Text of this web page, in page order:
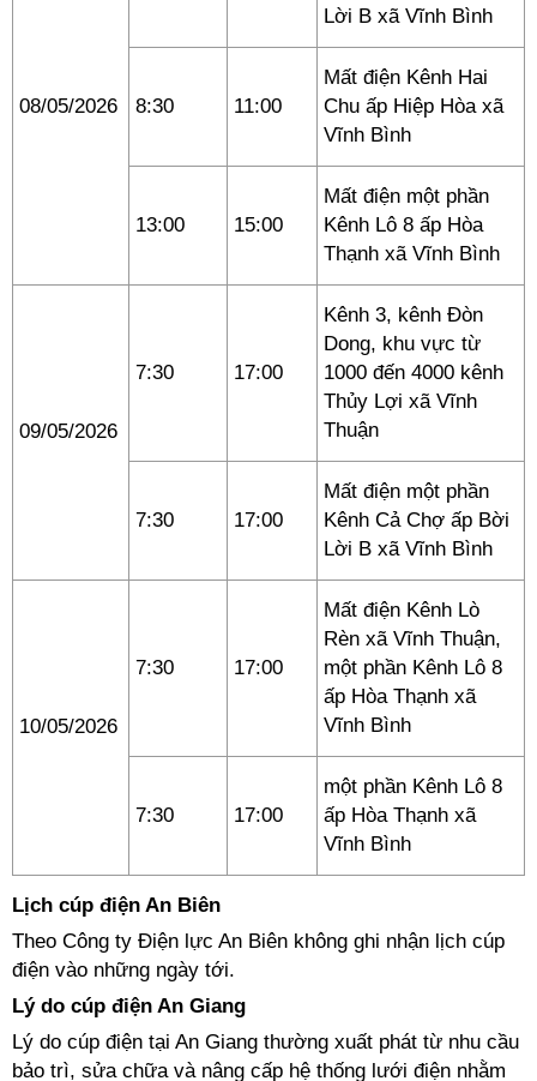
08/05/2026
Lời B xã Vĩnh Bình
8:30 11:00
Mất điện Kênh Hai
Chu ấp Hiệp Hòa xã
Vĩnh Bình
13:00 15:00
Mất điện một phần
Kênh Lô 8 ấp Hòa
Thạnh xã Vĩnh Bình
09/05/2026
7:30 17:00
Kênh 3, kênh Đòn
Dong, khu vực từ
1000 đến 4000 kênh
Thủy Lợi xã Vĩnh
Thuận
7:30 17:00
Mất điện một phần
Kênh Cả Chợ ấp Bời
Lời B xã Vĩnh Bình
10/05/2026
7:30 17:00
Mất điện Kênh Lò
Rèn xã Vĩnh Thuận,
một phần Kênh Lô 8
ấp Hòa Thạnh xã
Vĩnh Bình
7:30 17:00
một phần Kênh Lô 8
ấp Hòa Thạnh xã
Vĩnh Bình
Lịch cúp điện An Biên
Theo Công ty Điện lực An Biên không ghi nhận lịch cúp
điện vào những ngày tới.
Lý do cúp điện An Giang
Lý do cúp điện tại An Giang thường xuất phát từ nhu cầu
bảo trì, sửa chữa và nâng cấp hệ thống lưới điện nhằm